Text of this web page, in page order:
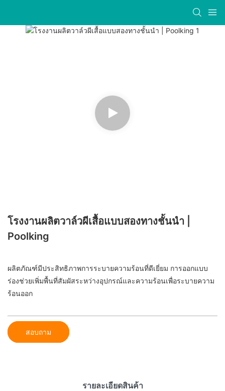
โรงงานผลิตวาล์วผีเสื้อแบบสองทางชั้นนำ |
Poolking
ผลิตภัณฑ์มีประสิทธิภาพการระบายความร้อนที่ดีเยี่ยม การออกแบบ
ร่องช่วยเพิ่มพื้นที่สัมผัสระหว่างอุปกรณ์และความร้อนเพื่อระบายความ
ร้อนออก
สอบถาม
รายละเอียดสินค้า